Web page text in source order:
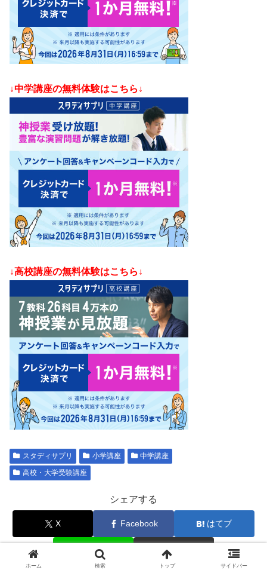
↓中学講座の無料体験はこちら↓
↓高校講座の無料体験はこちら↓
スタディサプリ 小学講座
中学講座
高校・大学受験講座
シェアする
X Facebook はてブ
LINE コピー
ホーム 検索 トップ サイドバー